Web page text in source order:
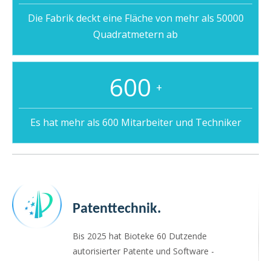
Die Fabrik deckt eine Fläche von mehr als 50000
Quadratmetern ab
600 +
Es hat mehr als 600 Mitarbeiter und Techniker
Patenttechnik.
Bis 2025 hat Bioteke 60 Dutzende
autorisierter Patente und Software -